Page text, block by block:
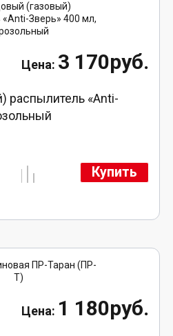
3 170руб.
распылитель «Anti-
Купить
1 180руб.